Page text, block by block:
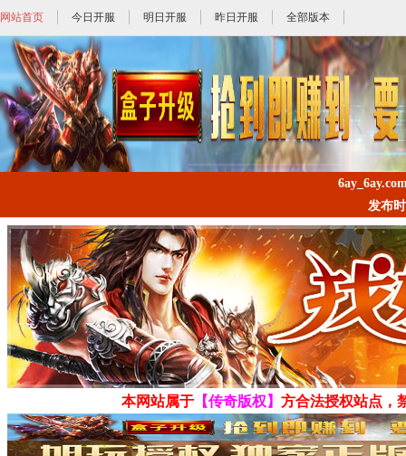
网站首页 今日开服 明日开服 昨日开服 全部版本
发布